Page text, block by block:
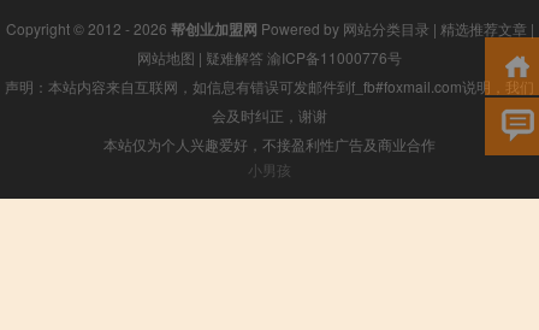
Copyright © 2012 - 2026 帮创业加盟网 Powered by 网站分类目录 | 精选推荐文章 |
网站地图 | 疑难解答 渝ICP备11000776号
声明：本站内容来自互联网，如信息有错误可发邮件到f_fb#foxmail.com说明，我们
会及时纠正，谢谢
本站仅为个人兴趣爱好，不接盈利性广告及商业合作
小男孩